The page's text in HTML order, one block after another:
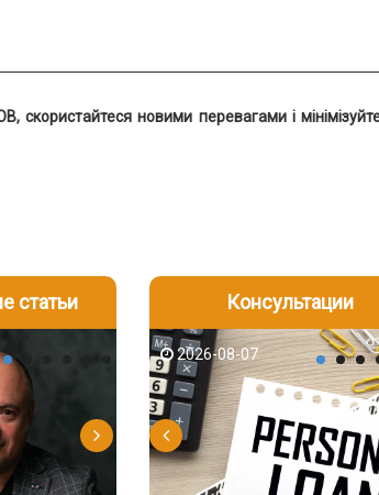
скористайтеся новими перевагами і
2026-08-06
статьи
2026-08-04
Консультации
2026-08-07
2026-07-30